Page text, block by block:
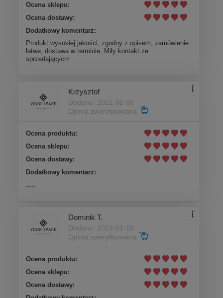
Ocena sklepu:
Ocena dostawy:
Dodatkowy komentarz:
Produkt wysokiej jakości, zgodny z opisem, zamówienie
łatwe, dostawa w terminie. Miły kontakt ze
sprzedającycm
Krzysztof
Dodano: 2021-02-06
Opinia zweryfikowana
Ocena produktu:
Ocena sklepu:
Ocena dostawy:
Dodatkowy komentarz:
Dominik T.
Dodano: 2021-01-10
Opinia zweryfikowana
Ocena produktu:
Ocena sklepu:
Ocena dostawy: